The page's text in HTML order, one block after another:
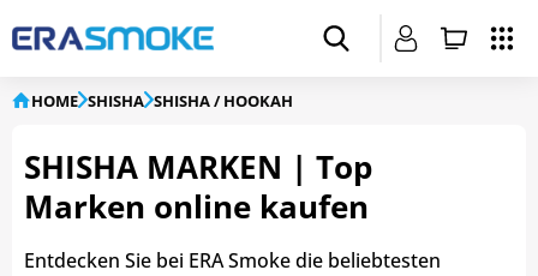
HOME SHISHA SHISHA / HOOKAH
SHISHA MARKEN | Top
Marken online kaufen
Entdecken Sie bei ERA Smoke die beliebtesten